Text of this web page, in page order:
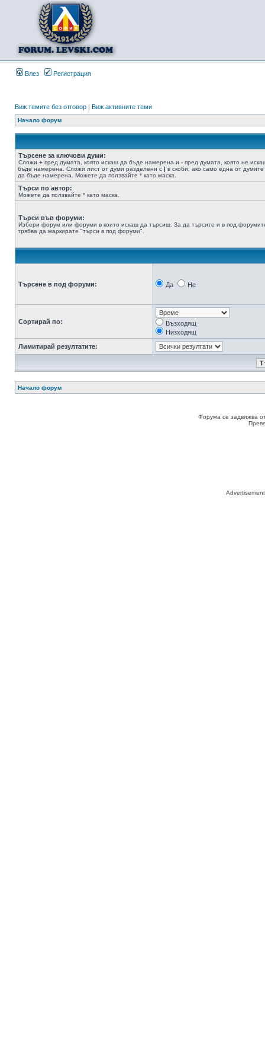
Влез Регистрация
Виж темите без отговор | Виж активните теми
Начало форум
Търсене за ключови думи:
Сложи + пред думата, която искаш да бъде намерена и - пред думата, която не
бъде намерена. Сложи лист от думи разделени с | в скоби, ако само една от думите
да бъде намерена. Можете да ползвайте * като маска.
Търси по автор:
Можете да ползвайте * като маска.
Търси във форуми:
Избери форум или форуми в които искаш да търсиш. За да търсите и в под
трябва да маркирате "търси в под форуми".
Търсене в под форуми: Да Не
Сортирай по:
Възходящ
Низходящ
Лимитирай резултатите:
Начало форум
Форума се задвижва